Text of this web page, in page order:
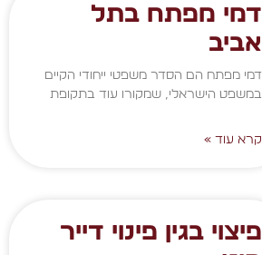
דמי מפתח בתל
אביב
דמי מפתח הם הסדר משפטי ייחודי הקיים
במשפט הישראלי, שמקורו עוד בתקופת
קרא עוד »
פיצוי בגין פינוי דייר